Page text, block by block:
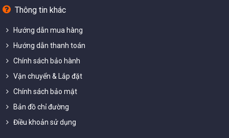
Thông tin khác
Hướng dẫn mua hàng
Hướng dẫn thanh toán
Chính sách bảo hành
Vận chuyển & Lắp đặt
Chính sách bảo mật
Bản đồ chỉ đường
Điều khoản sử dụng